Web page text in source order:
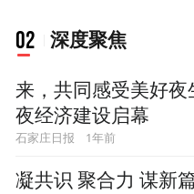
02 深度聚焦
来，共同感受美好夜
夜经济建设启幕
石家庄日报 1年前
凝共识 聚合力 谋